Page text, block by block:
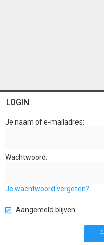
LOGIN
Je naam of e-mailadres
Wachtwoord
Je wachtwoord vergeten?
Aangemeld blijven